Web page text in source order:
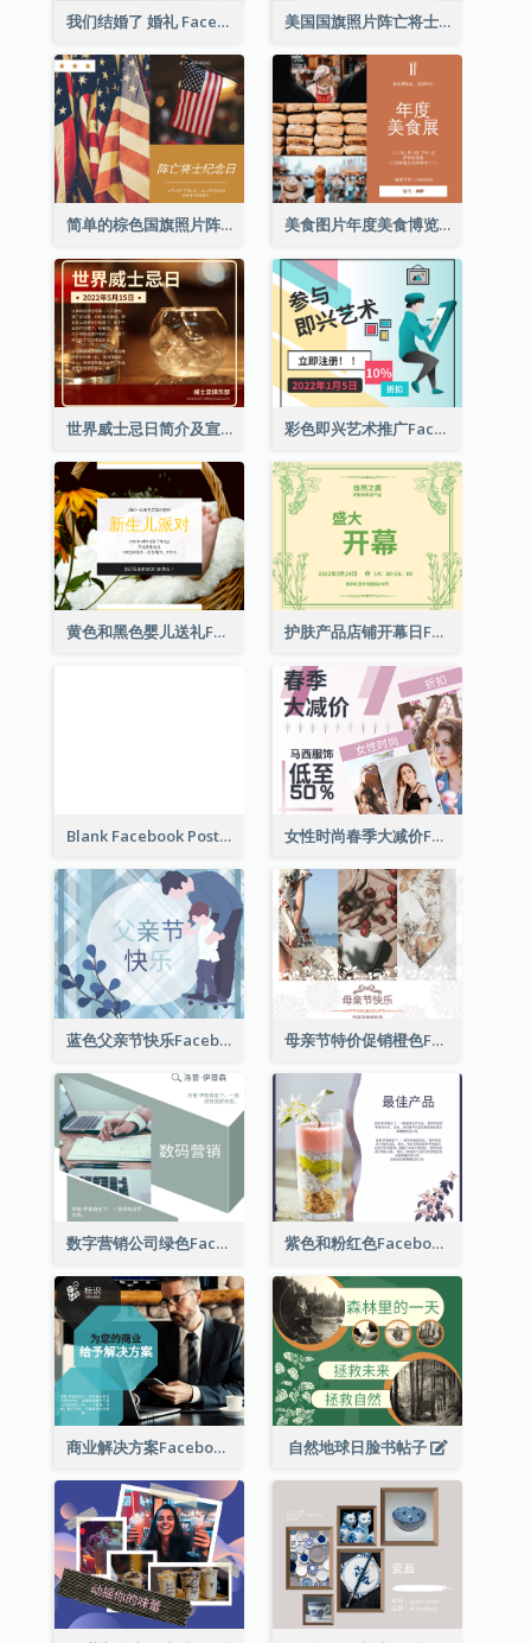
我们结婚了 婚礼 Facebook 帖子 美国国旗照片阵亡将士纪念日庆祝活动Facebook帖子
简单的棕色国旗照片阵亡将士纪念日Facebook帖子 美食图片年度美食博览会邀请函Facebook帖子
世界威士忌日简介及宣传用Facebook帖子 彩色即兴艺术推广Facebook帖子
黄色和黑色婴儿送礼Facebook帖子 护肤产品店铺开幕日Facebook帖子
Blank Facebook Post 女性时尚春季大减价Facebook帖子
蓝色父亲节快乐Facebook帖子 母亲节特价促销橙色Facebook帖子
数字营销公司绿色Facebook帖子 紫色和粉红色Facebook帖子
商业解决方案Facebook帖子 自然地球日脸书帖子